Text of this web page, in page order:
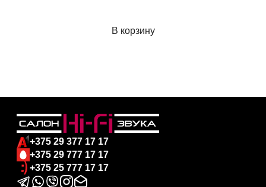
В корзину
+375 29 377 17 17
+375 29 777 17 17
+375 25 777 17 17